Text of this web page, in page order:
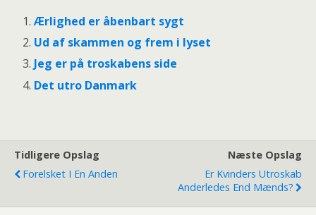
Ærlighed er åbenbart sygt
Ud af skammen og frem i lyset
Jeg er på troskabens side
Det utro Danmark
Tidligere Opslag
Forelsket I En Anden
Næste Opslag
Er Kvinders Utroskab
Anderledes End Mænds?